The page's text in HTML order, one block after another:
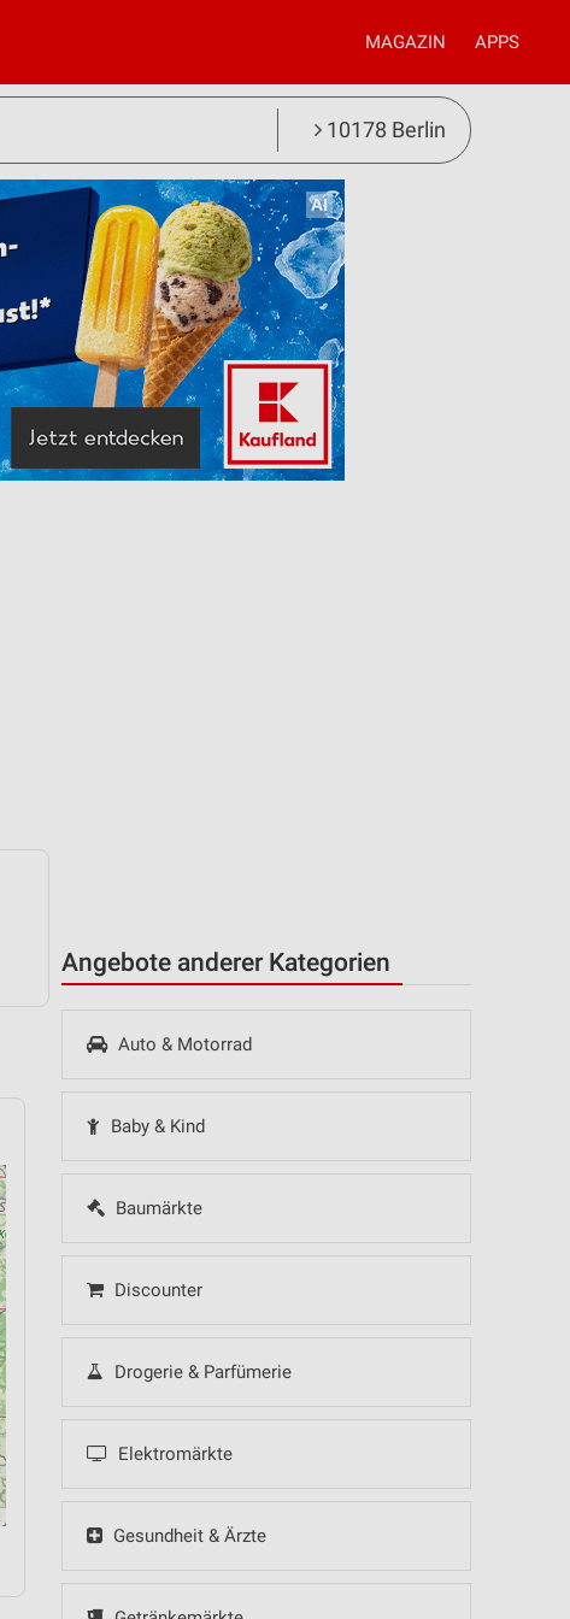
MAGAZIN APPS
10178 Berlin
Angebote anderer Kategorien
Auto & Motorrad
Baby & Kind
Baumärkte
Discounter
Drogerie & Parfümerie
Elektromärkte
Gesundheit & Ärzte